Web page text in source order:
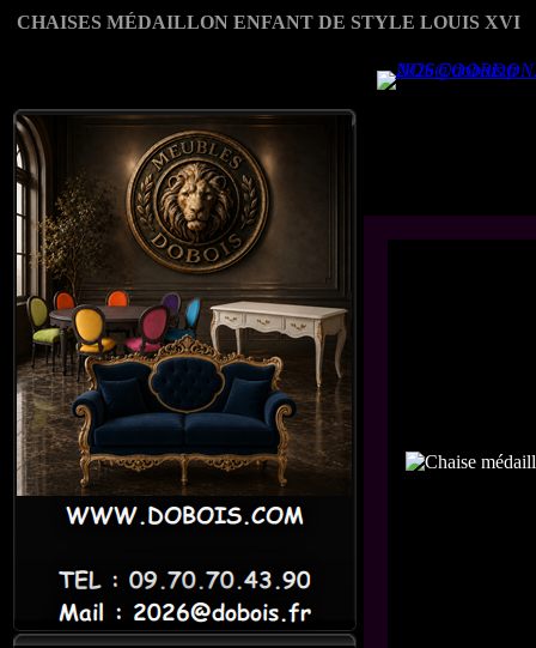
CHAISES MÉDAILLON ENFANT DE STYLE LOUIS XVI